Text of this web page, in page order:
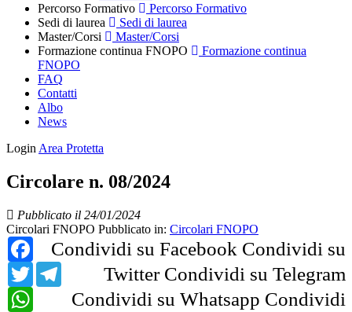
Percorso Formativo
Percorso Formativo
Sedi di laurea
Sedi di laurea
Master/Corsi
Master/Corsi
Formazione continua FNOPO
Formazione continua
FNOPO
FAQ
Contatti
Albo
News
Login Area Protetta
Circolare n. 08/2024
Pubblicato il 24/01/2024
Circolari FNOPO Pubblicato in: Circolari FNOPO
Condividi su Facebook
Facebook
Condividi su
Twitter
Twitter Condividi su Telegram
Telegram
Condividi su Whatsapp
WhatsApp
Condividi